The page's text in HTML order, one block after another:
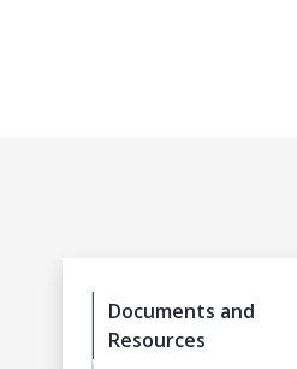
Documents and
Resources